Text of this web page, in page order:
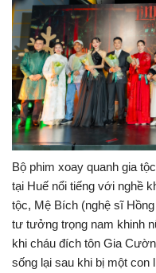
Bộ phim xoay quanh gia
tại Huế nổi tiếng với nghề
tộc, Mệ Bích (nghệ sĩ
tư tưởng trọng nam khinh
khi cháu đích tôn Gia
sống lại sau khi bị một con